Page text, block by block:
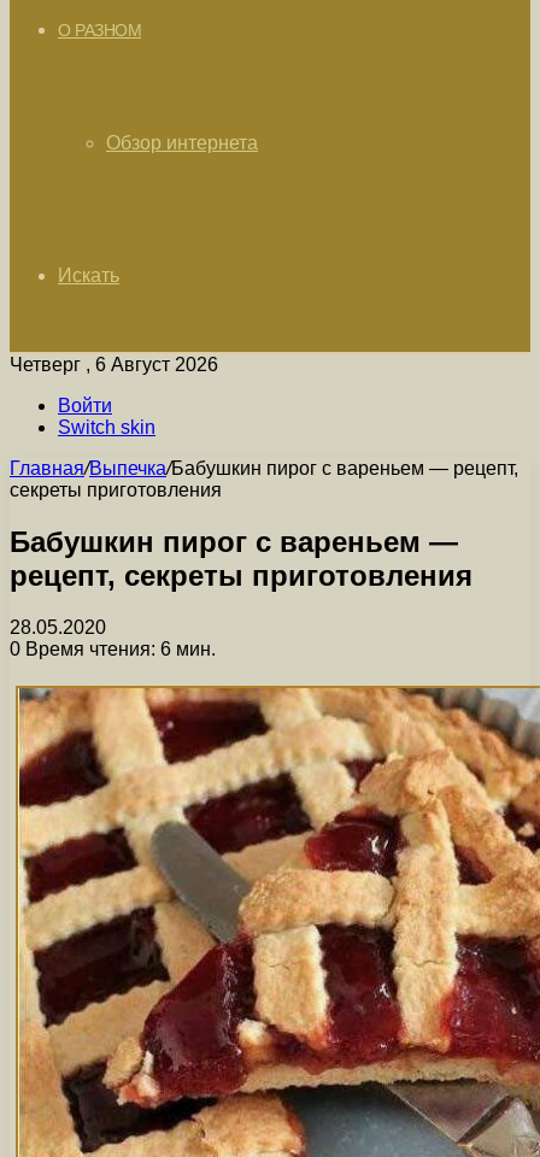
О РАЗНОМ
Обзор интернета
Искать
Четверг , 6 Август 2026
Войти
Switch skin
Главная/Выпечка/Бабушкин пирог с вареньем — рецепт,
секреты приготовления
Бабушкин пирог с вареньем —
рецепт, секреты приготовления
28.05.2020
0 Время чтения: 6 мин.